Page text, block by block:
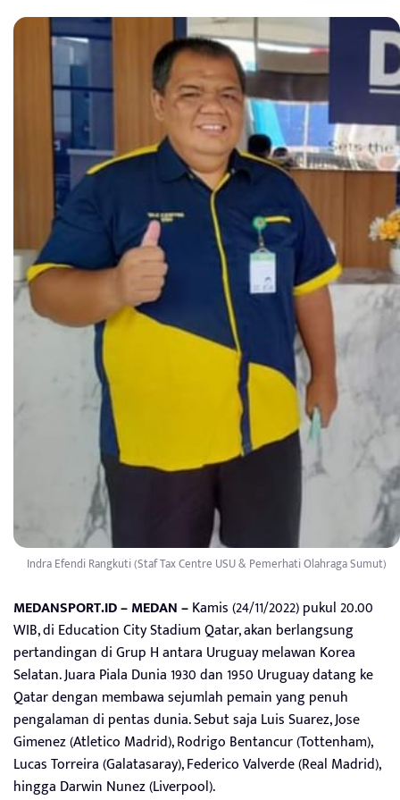
Indra Efendi Rangkuti (Staf Tax Centre USU & Pemerhati Olahraga Sumut)
MEDANSPORT.ID – MEDAN –Kamis (24/11/2022) pukul 20.00
WIB, di Education City Stadium Qatar, akan berlangsung
pertandingan di Grup H antara Uruguay melawan Korea
Selatan. Juara Piala Dunia 1930 dan 1950 Uruguay datang ke
Qatar dengan membawa sejumlah pemain yang penuh
pengalaman di pentas dunia. Sebut saja Luis Suarez, Jose
Gimenez (Atletico Madrid), Rodrigo Bentancur (Tottenham),
Lucas Torreira (Galatasaray), Federico Valverde (Real Madrid),
hingga Darwin Nunez (Liverpool).